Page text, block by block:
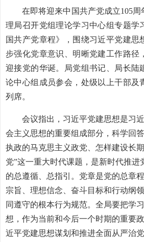
在即将迎来中国共产党成立105
理局召开党组理论学习中心组专题学
国共产党章程》，围绕习近平党建思
步强化党章意识、明晰党建工作路径
迎接党的华诞。局党组书记、局长陆
论中心组成员参会，处级以上干部及
列席。
会议指出，习近平党建思想是习
会主义思想的重要组成部分，科学回
执政的马克思主义政党、怎样建设长
党”这一重大时代课题，是新时代推进
的总遵循、总指引。党章是党的总章
宗旨、理想信念、奋斗目标和行动纲
同遵守的根本行为规范。全局要把学
想，作为当前和今后一个时期的重要
近平党建思想谋划和推进全面从严治